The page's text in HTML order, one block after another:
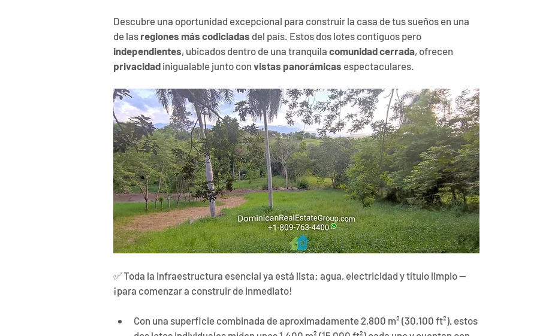
Descubre una oportunidad excepcional para construir la casa de tus sueños en una
de las regiones más codiciadas del país. Estos dos lotes contiguos pero
independientes, ubicados dentro de una tranquila comunidad cerrada, ofrecen
privacidad inigualable junto con vistas panorámicas espectaculares.
✅ Toda la infraestructura esencial ya está lista: agua, electricidad y título limpio —
¡para comenzar a construir de inmediato!
Con una superficie combinada de aproximadamente 2,800 m² (30,100 ft²), estos